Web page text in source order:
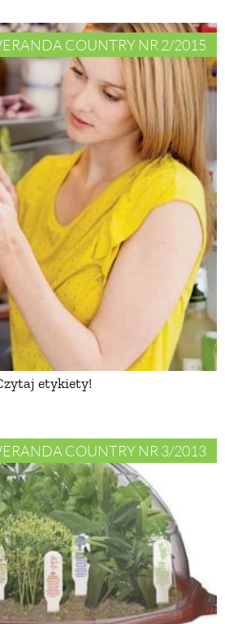
COUNTRY NR 2/2015
etykiety!
COUNTRY NR 3/2013